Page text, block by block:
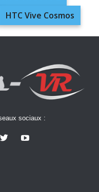
HTC Vive Cosmos
sociaux :